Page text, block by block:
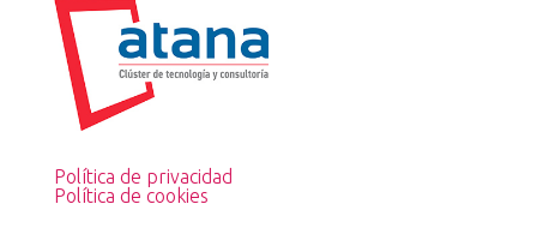
Política de privacidad
Política de cookies